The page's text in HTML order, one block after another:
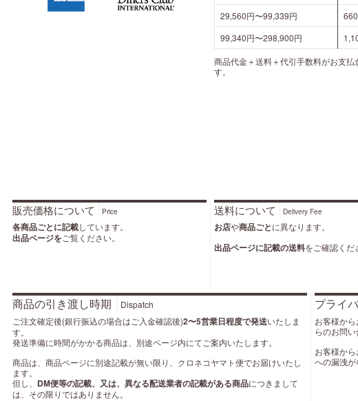
29,560円〜99,339円
99,340円〜298,900円
商品代金＋送料＋代引手数料がお支払
す。
販売価格について Price
各商品ごとに記載しています。
出品ページをご覧ください。
送料について Delivery Fee
お店や商品ごとに異なります。
出品ページに記載の送料をご確認くだ
商品の引き渡し時期
Dispatch
ご注文確定後(銀行振込の場合はご入金確認後)2〜5営業日程度で発送いたしま
す。
発送準備に時間がかかる商品は、別途ページ内にてご案内いたします。
商品は、商品ページに別途記載が無い限り、クロネコヤマト便でお届けいたし
ます。
但し、 DM便等の記載、又は、異なる配送業者の記載がある商品につきまして
は、その限りではありません。
プライ
お客様か
らのお問
お客様か
への漏洩が